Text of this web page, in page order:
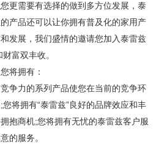
诚招代理
联系我们
更需要有选择的做到多方位发展，泰
产品还可以让你拥有普及化的家用产
发展，我们盛情的邀请您加入泰雷兹
富双丰收。
将拥有：
力的系列产品使您在当前的竞争环
将拥有“泰雷兹”良好的品牌效应和丰
抱商机;您将拥有无忧的泰雷兹客户服
的服务。